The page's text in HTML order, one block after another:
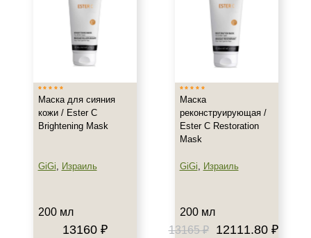
Маска
Пилинг
Профессиональная
Тип кожи
Все типы кожи
Маска для сияния
кожи / Ester C
Brightening Mask
GiGi, Израиль
200 мл
13160 ₽
Маска
реконструирующая /
Ester C Restoration
Mask
GiGi, Израиль
200 мл
13165 ₽
12111.80 ₽